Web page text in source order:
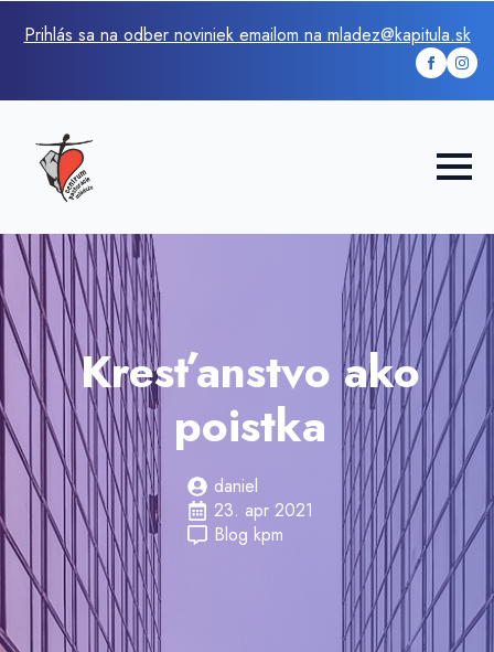
Prihlás sa na odber noviniek emailom na mladez@kapitula.sk
Kresťanstvo ako
poistka
daniel
23. apr 2021
Blog kpm